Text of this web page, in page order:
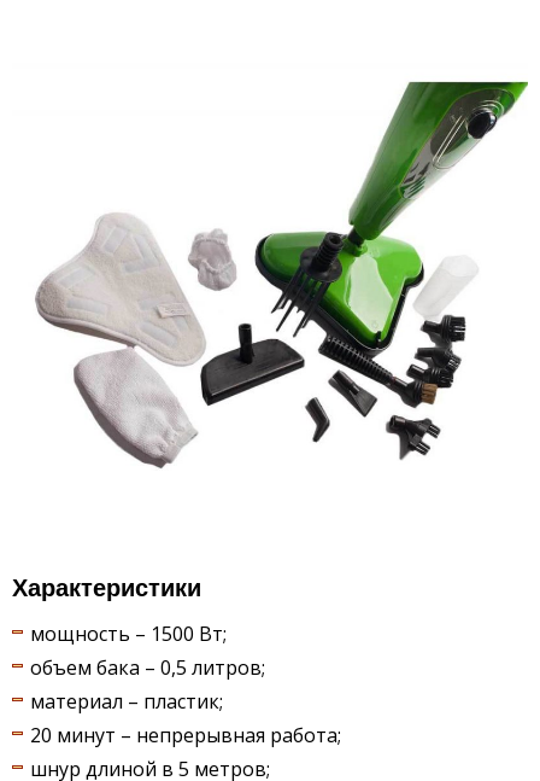
Характеристики
мощность – 1500 Вт;
объем бака – 0,5 литров;
материал – пластик;
20 минут – непрерывная работа;
шнур длиной в 5 метров;